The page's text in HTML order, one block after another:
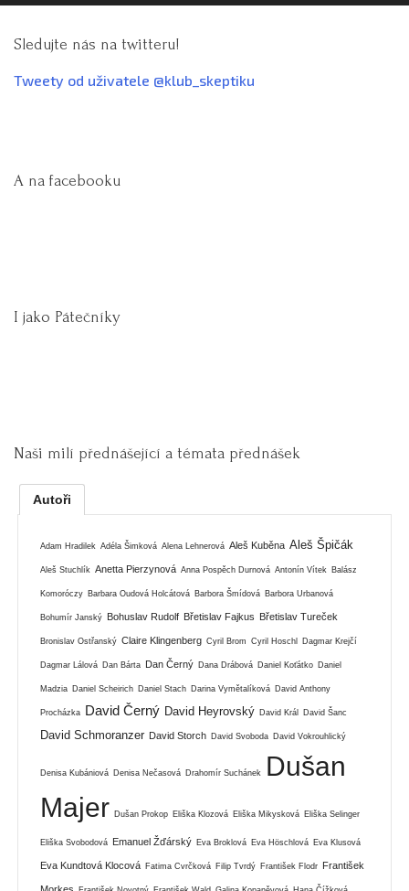
Sledujte nás na twitteru!
Tweety od uživatele @klub_skeptiku
A na facebooku
I jako Pátečníky
Naši milí přednášející a témata přednášek
Autoři
Adam Hradilek Adéla Šimková Alena Lehnerová Aleš Kuběna Aleš Špičák
Aleš Stuchlík Anetta Pierzynová Anna Pospěch Durnová Antonín Vítek Balász
Komoróczy Barbara Oudová Holcátová Barbora Šmídová Barbora Urbanová
Bohumír Janský Bohuslav Rudolf Břetislav Fajkus Břetislav Tureček
Bronislav Ostřanský Claire Klingenberg Cyril Brom Cyril Hoschl Dagmar Krejčí
Dagmar Lálová Dan Bárta Dan Černý Dana Drábová Daniel Koťátko Daniel
Madzia Daniel Scheirich Daniel Stach Darina Vymětalíková David Anthony
Procházka David Černý David Heyrovský David Král David Šanc
David Schmoranzer David Storch David Svoboda David Vokrouhlický
Denisa Kubániová Denisa Nečasová Drahomír Suchánek
Dušan
Majer Dušan Prokop Eliška Klozová Eliška Mikysková Eliška Selinger
Eliška Svobodová Emanuel Žďárský Eva Broklová Eva Höschlová Eva Klusová
Eva Kundtová Klocová Fatima Cvrčková Filip Tvrdý František Flodr František